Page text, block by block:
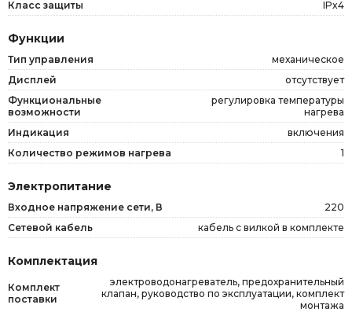
Класс защиты
IPx4
Функции
Тип управления
механическое
Дисплей
отсутствует
Функциональные
возможности
регулировка температуры
нагрева
Индикация
включения
Количество режимов нагрева
1
Электропитание
Входное напряжение сети, В
220
Сетевой кабель
кабель с вилкой в комплекте
Комплектация
Комплект
поставки
электроводонагреватель, предохранительный
клапан, руководство по эксплуатации, комплект
монтажа